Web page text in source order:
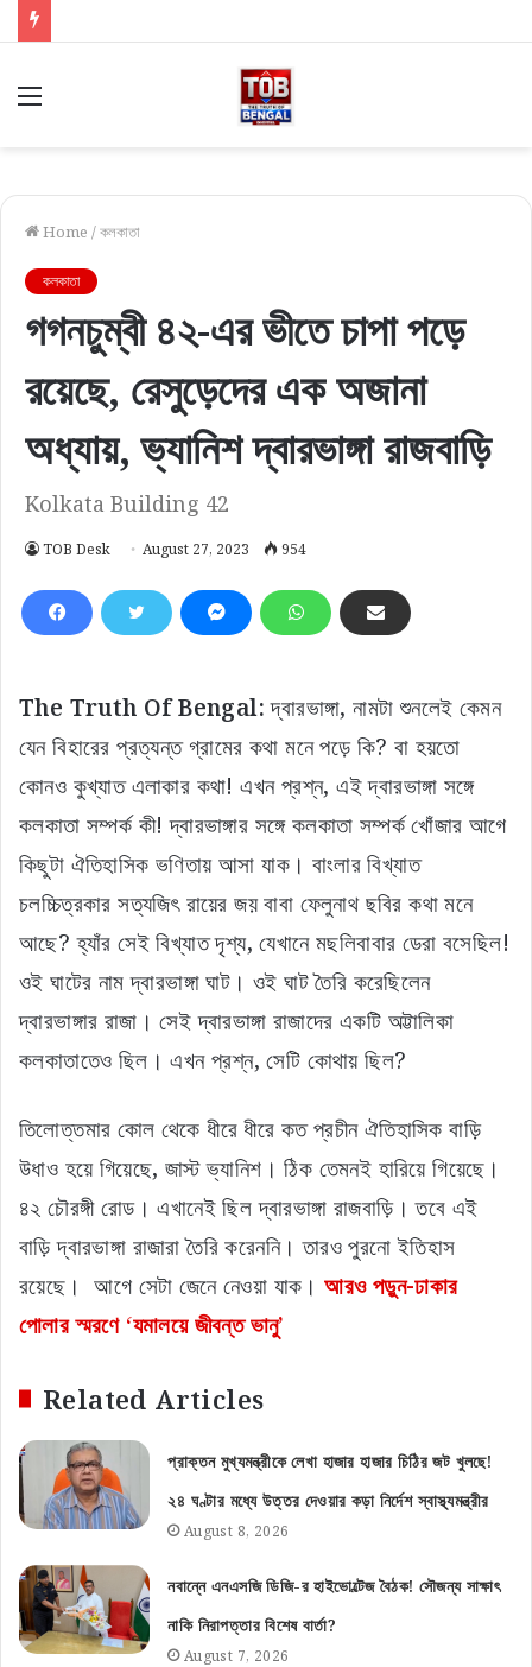
Menu
Home /কলকাতা
কলকাতা
গগনচুম্বী ৪২-এর ভীতে চাপা পড়ে
রয়েছে, রেসুড়েদের এক অজানা
অধ্যায়, ভ্যানিশ দ্বারভাঙ্গা রাজবাড়ি
Kolkata Building 42
TOB Desk August 27, 2023 954
The Truth Of Bengal:দ্বারভাঙ্গা, নামটা শুনলেই কেমন
যেন বিহারের প্রত্যন্ত গ্রামের কথা মনে পড়ে কি? বা হয়তো
কোনও কুখ্যাত এলাকার কথা! এখন প্রশ্ন, এই দ্বারভাঙ্গা সঙ্গে
কলকাতা সম্পর্ক কী! দ্বারভাঙ্গার সঙ্গে কলকাতা সম্পর্ক খোঁজার আগে
কিছুটা ঐতিহাসিক ভণিতায় আসা যাক। বাংলার বিখ্যাত
চলচ্চিত্রকার সত্যজিৎ রায়ের জয় বাবা ফেলুনাথ ছবির কথা মনে
আছে? হ্যাঁর সেই বিখ্যাত দৃশ্য, যেখানে মছলিবাবার ডেরা বসেছিল!
ওই ঘাটের নাম দ্বারভাঙ্গা ঘাট। ওই ঘাট তৈরি করেছিলেন
দ্বারভাঙ্গার রাজা। সেই দ্বারভাঙ্গা রাজাদের একটি অট্টালিকা
কলকাতাতেও ছিল। এখন প্রশ্ন, সেটি কোথায় ছিল?
তিলোত্তমার কোল থেকে ধীরে ধীরে কত প্রচীন ঐতিহাসিক বাড়ি
উধাও হয়ে গিয়েছে, জাস্ট ভ্যানিশ। ঠিক তেমনই হারিয়ে গিয়েছে।
৪২ চৌরঙ্গী রোড। এখানেই ছিল দ্বারভাঙ্গা রাজবাড়ি। তবে এই
বাড়ি দ্বারভাঙ্গা রাজারা তৈরি করেননি। তারও পুরনো ইতিহাস
রয়েছে। আগে সেটা জেনে নেওয়া যাক।আরও পড়ুন-ঢাকার
পোলার স্মরণে ‘যমালয়ে জীবন্ত ভানু’
Related Articles
প্রাক্তন মুখ্যমন্ত্রীকে লেখা হাজার হাজার চিঠির জট খুলছে!
২৪ ঘণ্টার মধ্যে উত্তর দেওয়ার কড়া নির্দেশ স্বাস্থ্যমন্ত্রীর
August 8, 2026
নবান্নে এনএসজি ডিজি-র হাইভোল্টেজ বৈঠক! সৌজন্য সাক্ষাৎ
নাকি নিরাপত্তার বিশেষ বার্তা?
August 7, 2026